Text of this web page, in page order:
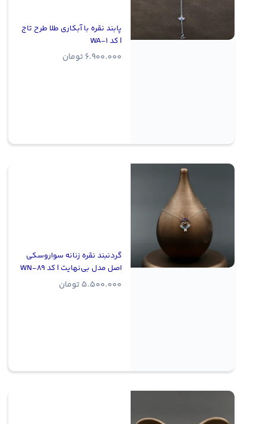
پابند نقره با آبکاری طلا طرح تاج
| کد WA-1
6.900.000 تومان
گردنبند نقره زنانه سواروسکی
اصل مدل بی‌نهایت | کد WN-89
5.500.000 تومان